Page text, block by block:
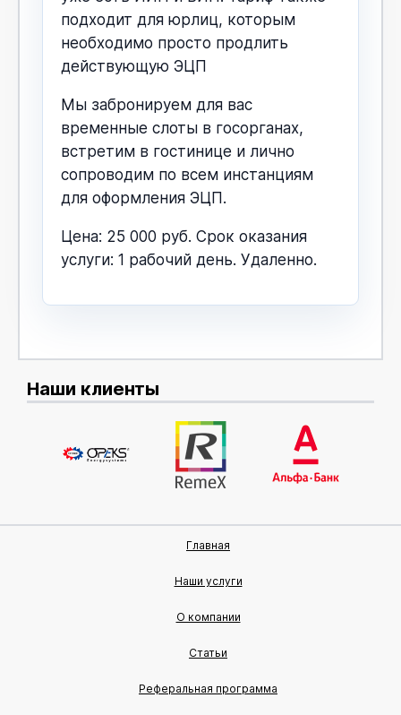
подходит для юрлиц, которым
необходимо просто продлить
действующую ЭЦП
Мы забронируем для вас
временные слоты в госорганах,
встретим в гостинице и лично
сопроводим по всем инстанциям
для оформления ЭЦП.
Цена: 25 000 руб. Срок оказания
услуги: 1 рабочий день. Удаленно.
Наши клиенты
Главная
Наши услуги
О компании
Статьи
Реферальная программа